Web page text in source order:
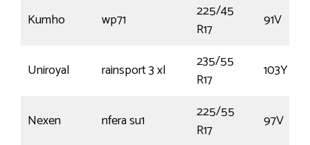
Kumho wp71
225/45
R17
91V
Uniroyal rainsport 3 xl
235/55
R17
103Y
Nexen nfera su1
225/55
R17
97V